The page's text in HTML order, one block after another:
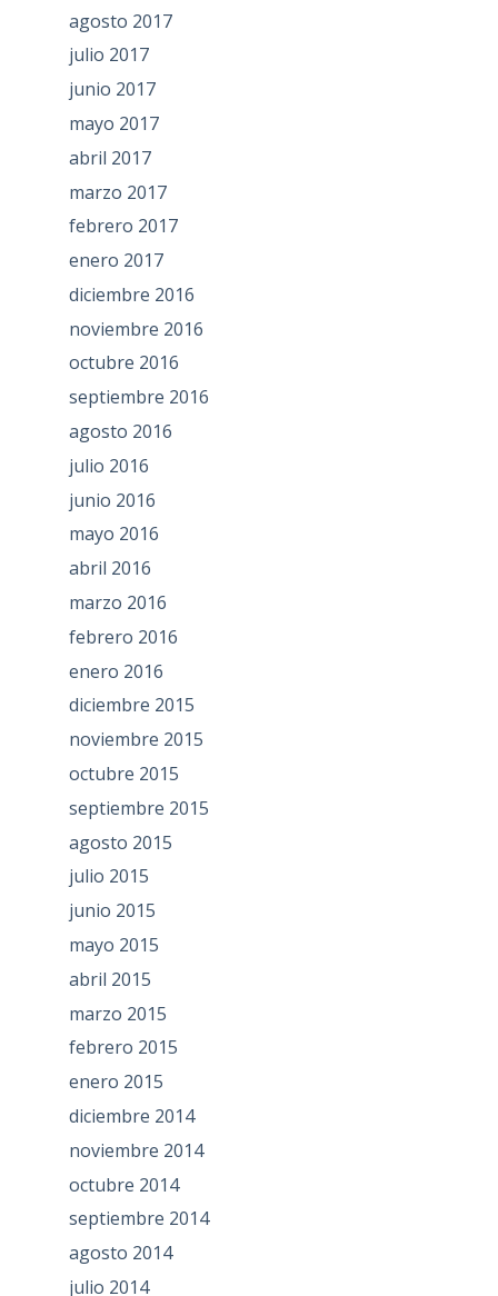
agosto 2017
julio 2017
junio 2017
mayo 2017
abril 2017
marzo 2017
febrero 2017
enero 2017
diciembre 2016
noviembre 2016
octubre 2016
septiembre 2016
agosto 2016
julio 2016
junio 2016
mayo 2016
abril 2016
marzo 2016
febrero 2016
enero 2016
diciembre 2015
noviembre 2015
octubre 2015
septiembre 2015
agosto 2015
julio 2015
junio 2015
mayo 2015
abril 2015
marzo 2015
febrero 2015
enero 2015
diciembre 2014
noviembre 2014
octubre 2014
septiembre 2014
agosto 2014
julio 2014